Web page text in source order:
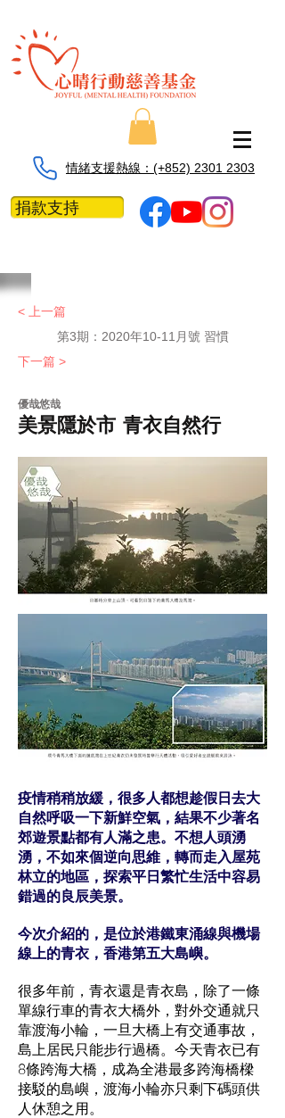
情緒支援熱線：​​(+852) 2301 2303
捐款支持
< 上一篇
第3期：2020年10-11月號 習慣
下一篇 >
​優哉悠哉
美景隱於市 青衣自然行
疫情稍稍放緩，很多人都想趁假日去大
自然呼吸一下新鮮空氣，結果不少著名
郊遊景點都有人滿之患。不想人頭湧
湧，不如來個逆向思維，轉而走入屋苑
林立的地區，探索平日繁忙生活中容易
錯過的良辰美景。
今次介紹的，是位於港鐵東涌線與機場
線上的青衣，香港第五大島嶼。
很多年前，青衣還是青衣島，除了一條
單線行車的青衣大橋外，對外交通就只
靠渡海小輪，一旦大橋上有交通事故，
島上居民只能步行過橋。今天青衣已有
8條跨海大橋，成為全港最多跨海橋樑
接駁的島嶼，渡海小輪亦只剩下碼頭供
人休憩之用。